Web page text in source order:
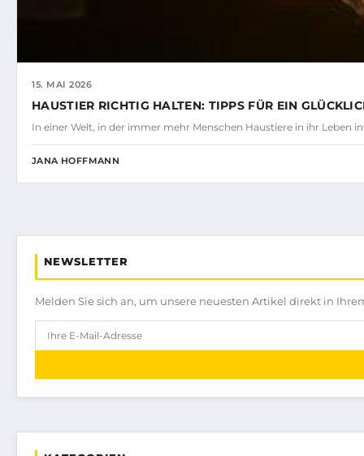
15. MAI 2026
HAUSTIER RICHTIG HALTEN: TIPPS FÜR EIN
In einer Welt, in der immer mehr Menschen Haustiere in ihr Leben
JANA HOFFMANN
NEWSLETTER
Melden Sie sich an, um unsere neuesten Artikel direkt in